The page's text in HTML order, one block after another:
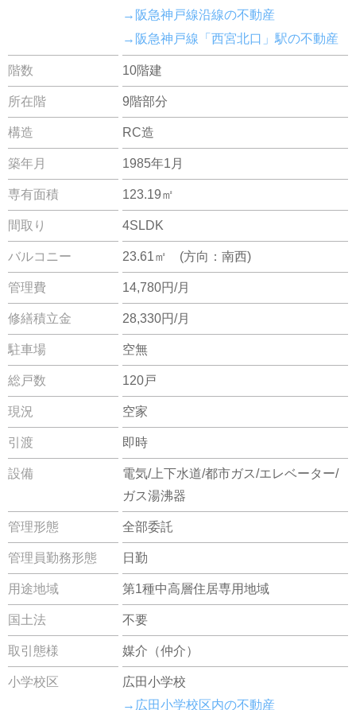
→阪急神戸線沿線の不動産
→阪急神戸線「西宮北口」駅の不動産
階数 10階建
所在階 9階部分
構造 RC造
築年月 1985年1月
専有面積 123.19㎡
間取り 4SLDK
バルコニー 23.61㎡ (方向：南西)
管理費 14,780円/月
修繕積立金 28,330円/月
駐車場 空無
総戸数 120戸
現況 空家
引渡 即時
設備
電気/上下水道/都市ガス/エレベーター/
ガス湯沸器
管理形態 全部委託
管理員勤務形態 日勤
用途地域 第1種中高層住居専用地域
国土法 不要
取引態様 媒介（仲介）
小学校区
広田小学校
→広田小学校区内の不動産